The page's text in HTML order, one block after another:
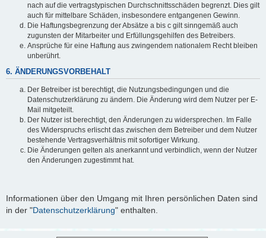
nach auf die vertragstypischen Durchschnittsschäden begrenzt. Dies gilt
auch für mittelbare Schäden, insbesondere entgangenen Gewinn.
Die Haftungsbegrenzung der Absätze a bis c gilt sinngemäß auch
zugunsten der Mitarbeiter und Erfüllungsgehilfen des Betreibers.
Ansprüche für eine Haftung aus zwingendem nationalem Recht bleiben
unberührt.
6. ÄNDERUNGSVORBEHALT
Der Betreiber ist berechtigt, die Nutzungsbedingungen und die
Datenschutzerklärung zu ändern. Die Änderung wird dem Nutzer per E-
Mail mitgeteilt.
Der Nutzer ist berechtigt, den Änderungen zu widersprechen. Im Falle
des Widerspruchs erlischt das zwischen dem Betreiber und dem Nutzer
bestehende Vertragsverhältnis mit sofortiger Wirkung.
Die Änderungen gelten als anerkannt und verbindlich, wenn der Nutzer
den Änderungen zugestimmt hat.
Informationen über den Umgang mit Ihren persönlichen Daten sind
in der "Datenschutzerklärung" enthalten.